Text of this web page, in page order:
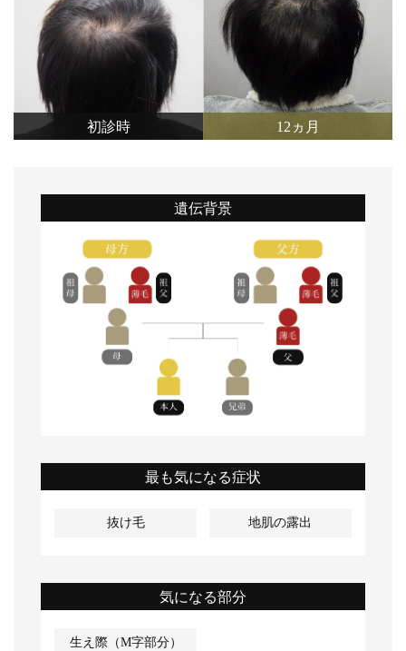
初診時 12ヵ月
遺伝背景
最も気になる症状
抜け毛 地肌の露出
気になる部分
生え際（M字部分）